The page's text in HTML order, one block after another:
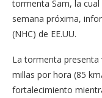
tormenta Sam, la
semana próxima,
(NHC) de EE.UU.
La tormenta
millas por hora (85
fortalecimiento